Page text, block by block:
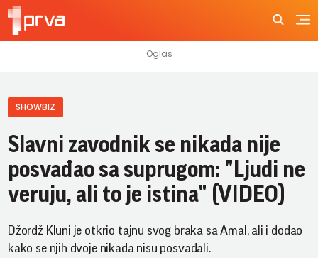
SHOWBIZ
Slavni zavodnik se nikada nije
posvađao sa suprugom: "Ljudi ne
veruju, ali to je istina" (VIDEO)
Džordž Kluni je otkrio tajnu svog braka sa Amal, ali i dodao
kako se njih dvoje nikada nisu posvađali.